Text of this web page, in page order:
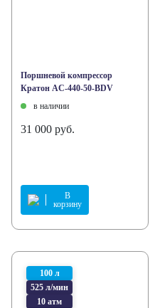
Поршневой компрессор
Кратон AC-440-50-BDV
в наличии
31 000 руб.
В
корзину
100 л
525 л/мин
10 атм